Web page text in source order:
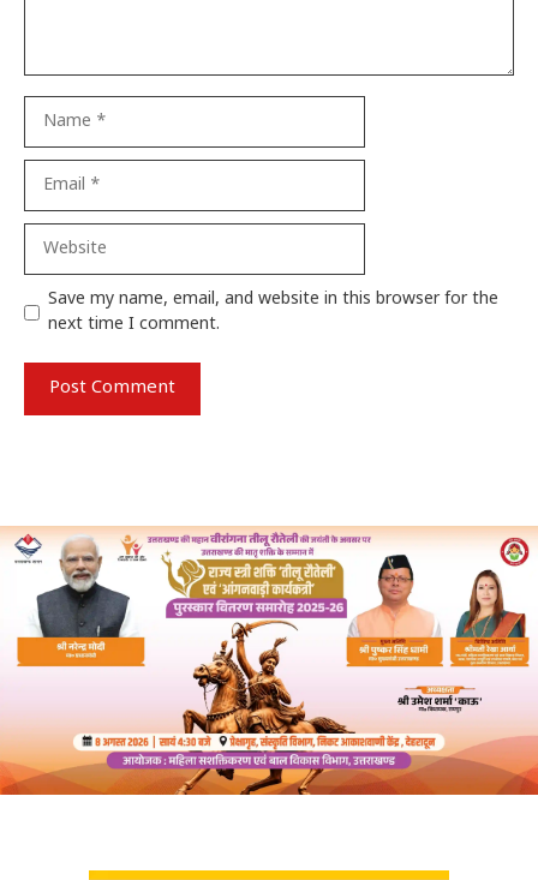
Website
Save my name, email, and website in this browser for the
next time I comment.